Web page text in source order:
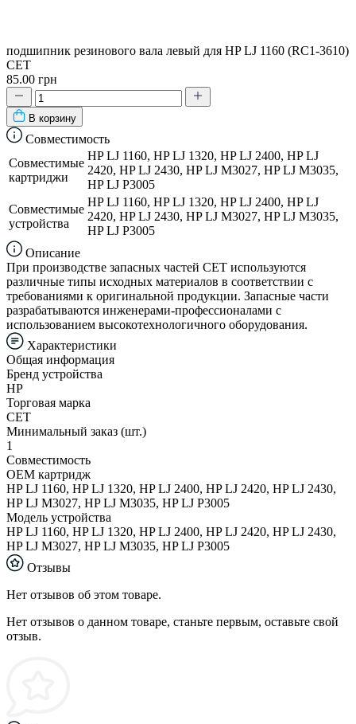
подшипник резинового вала левый для HP LJ 1160 (RC1-3610)
CET
85.00 грн
В корзину
Совместимость
Совместимые
картриджи
HP LJ 1160, HP LJ 1320, HP LJ 2400, HP LJ
2420, HP LJ 2430, HP LJ M3027, HP LJ M3035,
HP LJ P3005
Совместимые
устройства
HP LJ 1160, HP LJ 1320, HP LJ 2400, HP LJ
2420, HP LJ 2430, HP LJ M3027, HP LJ M3035,
HP LJ P3005
Описание
При производстве запасных частей CET используются
различные типы исходных материалов в соответствии с
требованиями к оригинальной продукции. Запасные части
разрабатываются инженерами-профессионалами с
использованием высокотехнологичного оборудования.
Характеристики
Общая информация
Бренд устройства
HP
Торговая марка
CET
Минимальный заказ (шт.)
1
Совместимость
ОЕМ картридж
HP LJ 1160, HP LJ 1320, HP LJ 2400, HP LJ 2420, HP LJ 2430,
HP LJ M3027, HP LJ M3035, HP LJ P3005
Модель устройства
HP LJ 1160, HP LJ 1320, HP LJ 2400, HP LJ 2420, HP LJ 2430,
HP LJ M3027, HP LJ M3035, HP LJ P3005
Отзывы
Нет отзывов об этом товаре.
Нет отзывов о данном товаре, станьте первым, оставьте свой
отзыв.